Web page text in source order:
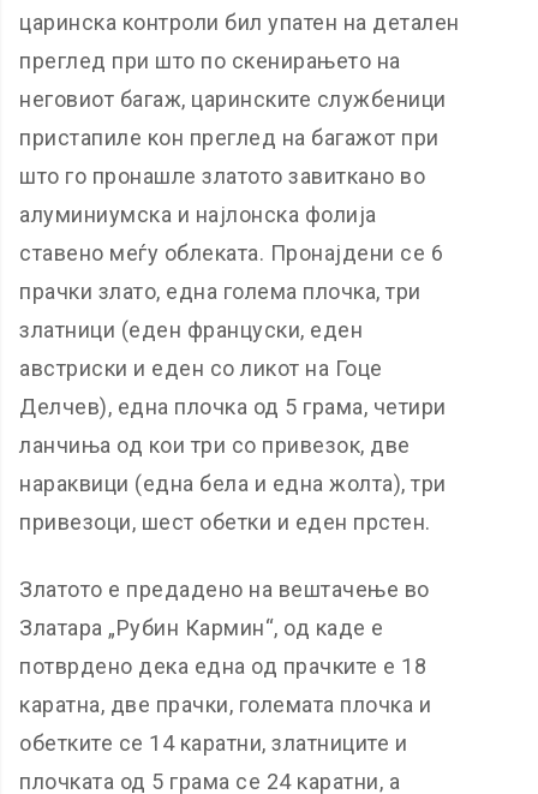
царинска контроли бил упатен на детален
преглед при што по скенирањето на
неговиот багаж, царинските службеници
пристапиле кон преглед на багажот при
што го пронашле златото завиткано во
алуминиумска и најлонска фолија
ставено меѓу облеката. Пронајдени се 6
прачки злато, една голема плочка, три
златници (еден француски, еден
австриски и еден со ликот на Гоце
Делчев), една плочка од 5 грама, четири
ланчиња од кои три со привезок, две
нараквици (една бела и една жолта), три
привезоци, шест обетки и еден прстен.
Златото е предадено на вештачење во
Златара „Рубин Кармин“, од каде е
потврдено дека една од прачките е 18
каратна, две прачки, големата плочка и
обетките се 14 каратни, златниците и
плочката од 5 грама се 24 каратни, а